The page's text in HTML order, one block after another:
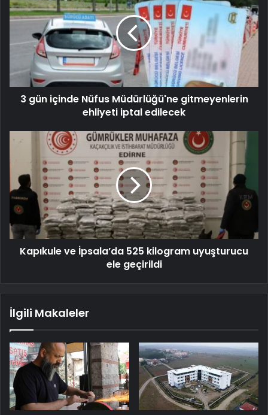
3 gün içinde Nüfus Müdürlüğü'ne gitmeyenlerin
ehliyeti iptal edilecek
Kapıkule ve İpsala’da 525 kilogram uyuşturucu
ele geçirildi
İlgili Makaleler